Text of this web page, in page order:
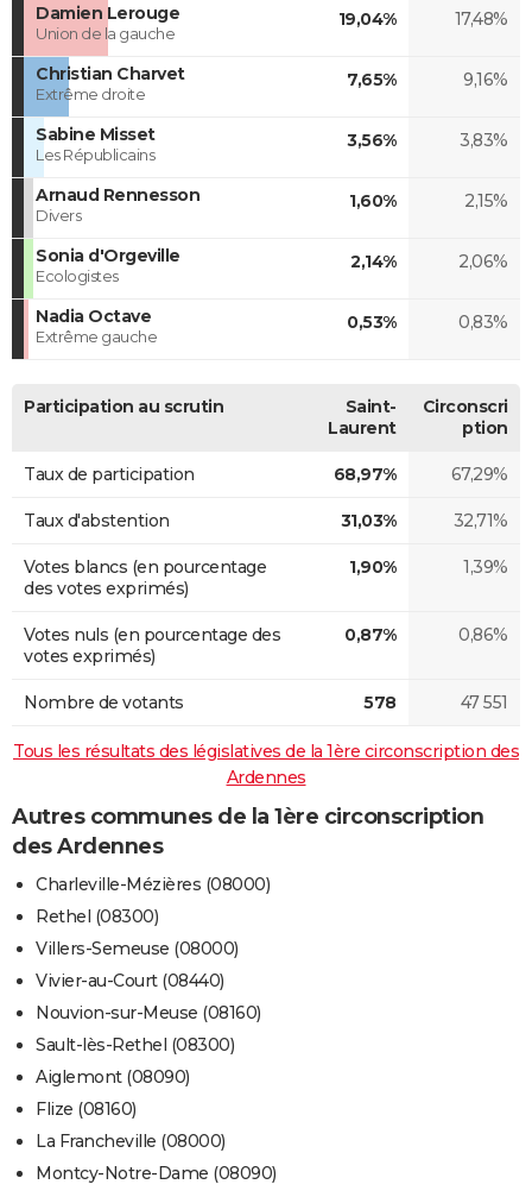
Damien Lerouge
Union de la gauche
19,04% 17,48%
Christian Charvet
Extrême droite
7,65% 9,16%
Sabine Misset
Les Républicains
3,56% 3,83%
Arnaud Rennesson
Divers
1,60% 2,15%
Sonia d'Orgeville
Ecologistes
2,14% 2,06%
Nadia Octave
Extrême gauche
0,53% 0,83%
Participation au scrutin
Saint-
Laurent
Circonscri
ption
Taux de participation 68,97% 67,29%
Taux d'abstention 31,03% 32,71%
Votes blancs (en pourcentage
des votes exprimés)
1,90% 1,39%
Votes nuls (en pourcentage des
votes exprimés)
0,87% 0,86%
Nombre de votants 578 47 551
Tous les résultats des législatives de la 1ère circonscription des
Ardennes
Autres communes de la 1ère circonscription
des Ardennes
Charleville-Mézières (08000)
Rethel (08300)
Villers-Semeuse (08000)
Vivier-au-Court (08440)
Nouvion-sur-Meuse (08160)
Sault-lès-Rethel (08300)
Aiglemont (08090)
Flize (08160)
La Francheville (08000)
Montcy-Notre-Dame (08090)